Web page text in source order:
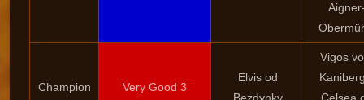
Champion Very Good 3
Elvis od
Vigos